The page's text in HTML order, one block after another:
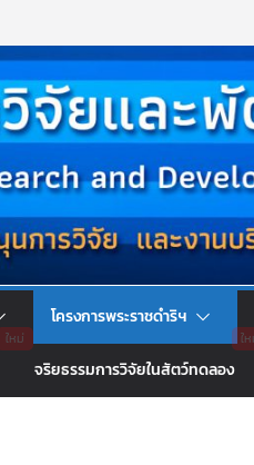
โครงการพระราชดำริฯ
จริยธรรมการวิจัยในสัตว์ทดลอง